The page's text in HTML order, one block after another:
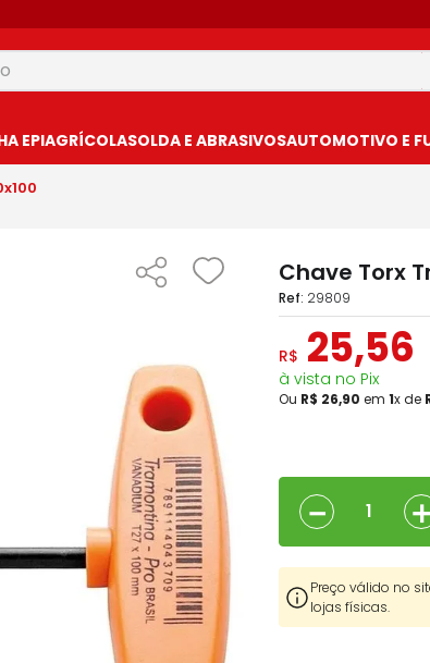
EPIAGRÍCOLASOLDA E ABRASIVOSAUTOMOTIVO E
Chave Torx
: 29809
R$ 25,56
à vista no Pix
Ou R$ 26,90 em 1x de
－
Preço válido no
lojas físicas.